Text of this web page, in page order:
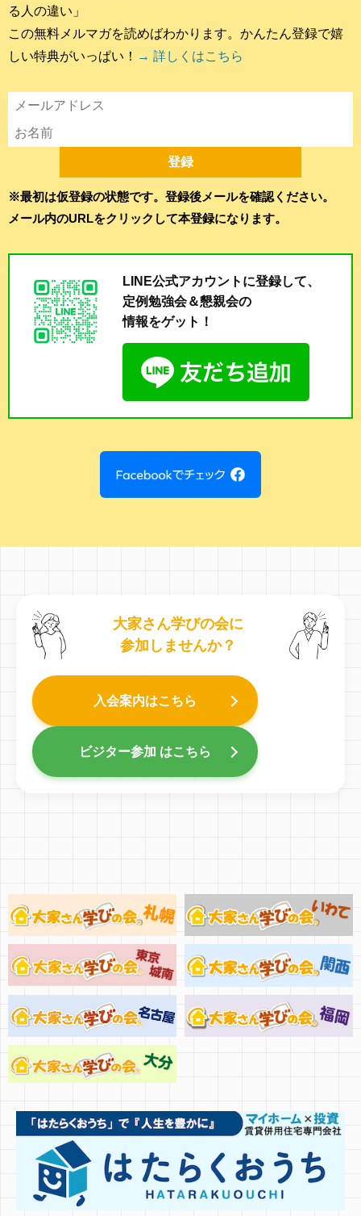
る人の違い」
この無料メルマガを読めばわかります。かんたん登録で嬉
しい特典がいっぱい！ → 詳しくはこちら
※最初は仮登録の状態です。登録後メールを確認ください。
メール内のURLをクリックして本登録になります。
LINE公式アカウントに登録して、
定例勉強会＆懇親会の
情報をゲット！
大家さん学びの会に
参加しませんか？
入会案内はこちら
ビジター参加 はこちら